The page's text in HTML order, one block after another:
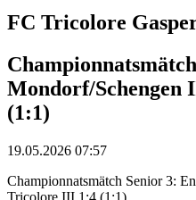
FC Tricolore
Mondorf/
(1:1)
19.05.2026 07:57
Championnatsmätch Senior 3:
Tricolore III 1:4 (1:1)